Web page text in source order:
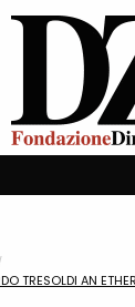
TRESOLDI AN